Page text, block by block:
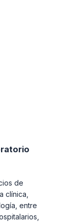
de
clínica,
entre